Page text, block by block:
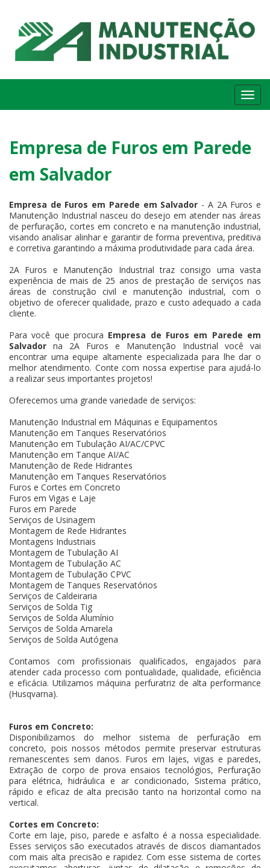
Empresa de Furos em Parede
em Salvador
Empresa de Furos em Parede em Salvador - A 2A Furos e
Manutenção Industrial nasceu do desejo em atender nas áreas
de perfuração, cortes em concreto e na manutenção industrial,
visando analisar alinhar e garantir de forma preventiva, preditiva
e corretiva garantindo a máxima produtividade para cada área.
2A Furos e Manutenção Industrial traz consigo uma vasta
experiência de mais de 25 anos de prestação de serviços nas
áreas de construção civil e manutenção industrial, com o
objetivo de oferecer qualidade, prazo e custo adequado a cada
cliente.
Para você que procura Empresa de Furos em Parede em
Salvador na 2A Furos e Manutenção Industrial você vai
encontrar uma equipe altamente especializada para lhe dar o
melhor atendimento. Conte com nossa expertise para ajudá-lo
a realizar seus importantes projetos!
Oferecemos uma grande variedade de serviços:
Manutenção Industrial em Máquinas e Equipamentos
Manutenção em Tanques Reservatórios
Manutenção em Tubulação AI/AC/CPVC
Manutenção em Tanque AI/AC
Manutenção de Rede Hidrantes
Manutenção em Tanques Reservatórios
Furos e Cortes em Concreto
Furos em Vigas e Laje
Furos em Parede
Serviços de Usinagem
Montagem de Rede Hidrantes
Montagens Industriais
Montagem de Tubulação AI
Montagem de Tubulação AC
Montagem de Tubulação CPVC
Montagem de Tanques Reservatórios
Serviços de Caldeiraria
Serviços de Solda Tig
Serviços de Solda Alumínio
Serviços de Solda Amarela
Serviços de Solda Autógena
Contamos com profissionais qualificados, engajados para
atender cada processo com pontualidade, qualidade, eficiência
e eficácia. Utilizamos máquina perfuratriz de alta performance
(Husqvarna).
Furos em Concreto:
Disponibilizamos do melhor sistema de perfuração em
concreto, pois nossos métodos permite preservar estruturas
remanescentes sem danos. Furos em lajes, vigas e paredes,
Extração de corpo de prova ensaios tecnológios, Perfuração
para elétrica, hidráulica e ar condicionado, Sistema prático,
rápido e eficaz de alta precisão tanto na horizontal como na
vertical.
Cortes em Concreto:
Corte em laje, piso, parede e asfalto é a nossa especialidade.
Esses serviços são executados através de discos diamantados
com mais alta precisão e rapidez. Com esse sistema de cortes